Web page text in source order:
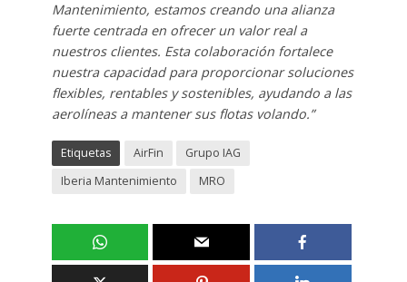
Mantenimiento, estamos creando una alianza
fuerte centrada en ofrecer un valor real a
nuestros clientes. Esta colaboración fortalece
nuestra capacidad para proporcionar soluciones
flexibles, rentables y sostenibles, ayudando a las
aerolíneas a mantener sus flotas volando.”
Etiquetas AirFin
Grupo IAG
Iberia Mantenimiento
MRO